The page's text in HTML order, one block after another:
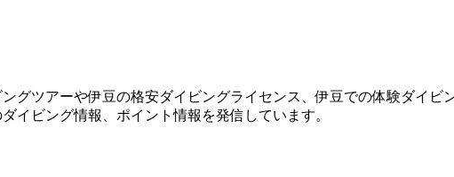
グツアーや伊豆の格安ダイビングライセンス、伊豆での体験ダイビ
イビング情報、ポイント情報を発信しています。